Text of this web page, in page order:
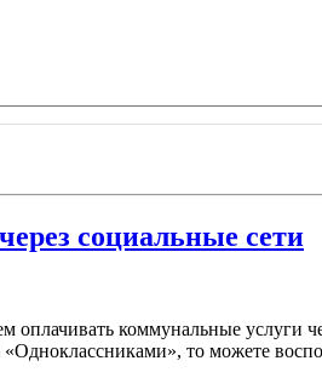
социальные сети
коммунальные услуги
то можете